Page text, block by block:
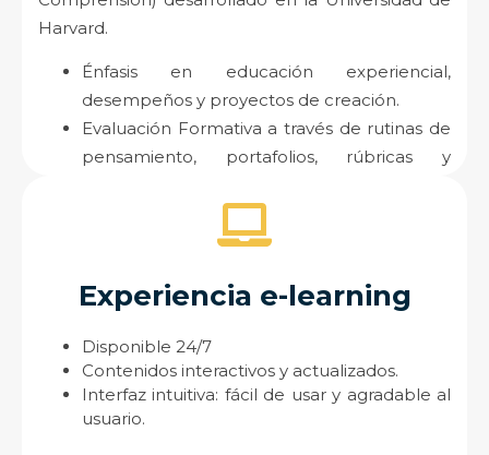
Harvard.
Énfasis en educación experiencial,
desempeños y proyectos de creación.
Evaluación Formativa a través de rutinas de
pensamiento, portafolios, rúbricas y
Experiencia e-learning
Disponible 24/7
Contenidos interactivos y actualizados.
Interfaz intuitiva: fácil de usar y agradable al
usuario.